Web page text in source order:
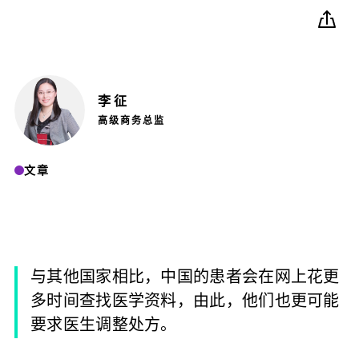
李 征
高级商务总监
文章
与其他国家相比，中国的患者会在网上花更
多时间查找医学资料，由此，他们也更可能
要求医生调整处方。